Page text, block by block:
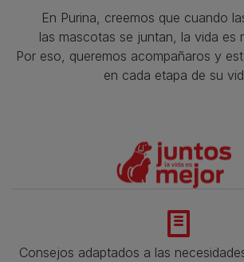
En Purina, creemos que cuando
las mascotas se juntan, la vida es
Por eso, queremos acompañaros y
en cada etapa de su
Consejos adaptados a las